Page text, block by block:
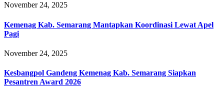
November 24, 2025
Kemenag Kab. Semarang Mantapkan Koordinasi Lewat Apel
Pagi
November 24, 2025
Kesbangpol Gandeng Kemenag Kab. Semarang Siapkan
Pesantren Award 2026